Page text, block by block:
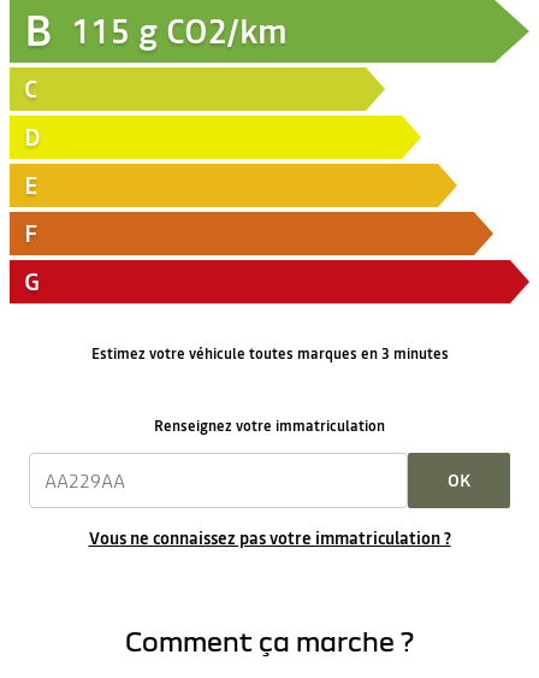
B 115 g CO2/km
C
D
E
F
G
Estimez votre véhicule toutes marques en 3 minutes
Renseignez votre immatriculation
OK
Vous ne connaissez pas votre immatriculation ?
Comment ça marche ?